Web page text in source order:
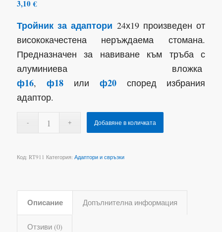
3,10€
Тройник за адаптори 24х19 произведен от
висококачестена неръждаема стомана.
Предназначен за навиване към тръба с
алуминиева вложка
ф16, ф18илиф20 според избрания
адаптор.
Добавяне в количката
Код: RT911 Категория: Адаптори и свръзки
Описание Допълнителна информация
Отзиви (0)